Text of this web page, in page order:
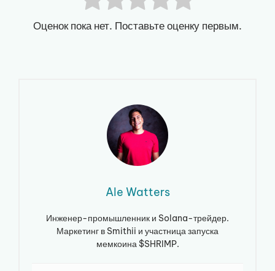
Оценок пока нет. Поставьте оценку первым.
Ale Watters
Инженер-промышленник и Solana-трейдер.
Маркетинг в Smithii и участница запуска
мемкоина $SHRIMP.